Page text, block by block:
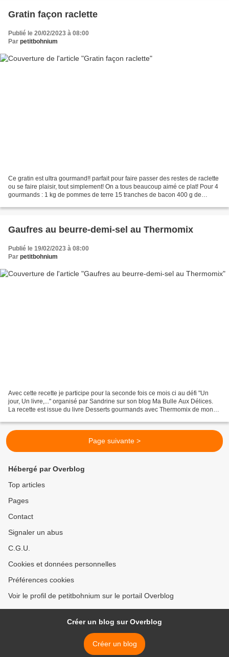
Gratin façon raclette
Publié le 20/02/2023 à 08:00
Par petitbohnium
Ce gratin est ultra gourmand!! parfait pour faire passer des restes de raclette
ou se faire plaisir, tout simplement! On a tous beaucoup aimé ce plat! Pour 4
gourmands : 1 kg de pommes de terre 15 tranches de bacon 400 g de
Gaufres au beurre-demi-sel au Thermomix
Publié le 19/02/2023 à 08:00
Par petitbohnium
Avec cette recette je participe pour la seconde fois ce mois ci au défi "Un
jour, Un livre,..." organisé par Sandrine sur son blog Ma Bulle Aux Délices.
La recette est issue du livre Desserts gourmands avec Thermomix de mon
Page suivante >
Hébergé par Overblog
Top articles
Pages
Contact
Signaler un abus
C.G.U.
Cookies et données personnelles
Préférences cookies
Voir le profil de petitbohnium sur le portail Overblog
Créer un blog sur Overblog
Créer un blog